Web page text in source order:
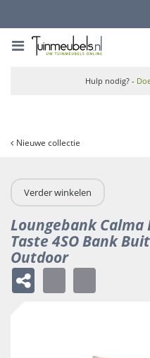
Nieuwe collectie
Hulp nodig? -
Verder winkelen
Loungebank
Taste 4SO Bank
Outdoor